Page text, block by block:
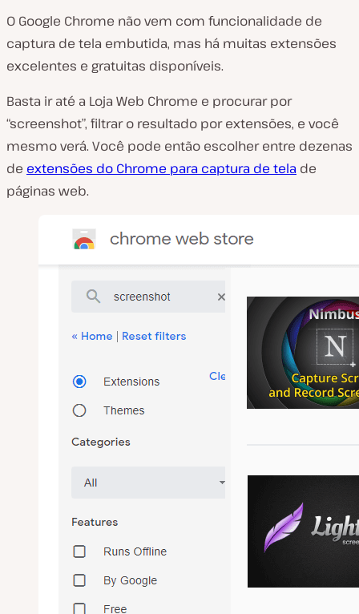
O Google Chrome não vem com funcionalidade de
captura de tela embutida, mas há muitas extensões
excelentes e gratuitas disponíveis.
Basta ir até a Loja Web Chrome e procurar por
“screenshot”, filtrar o resultado por extensões, e você
mesmo verá. Você pode então escolher entre dezenas
de extensões do Chrome para captura de tela de
páginas web.